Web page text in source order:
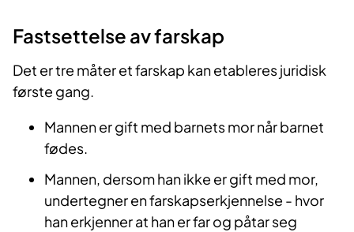
​Fastsettelse av farskap
Det er tre måter et farskap kan etableres juridisk
første gang.
Mannen er gift med barnets mor når barnet
fødes.
Mannen, dersom han ikke er gift med mor,
undertegner en farskapserkjennelse - hvor
han erkjenner at han er far og påtar seg